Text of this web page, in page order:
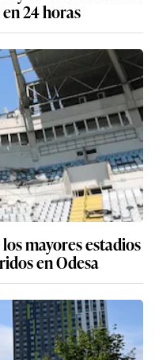
24 horas
mayores estadios
en Odesa